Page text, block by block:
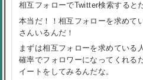
相互フォローでTwitter検索すると
本当だ！！相互フォローを求めて
さんいるんだ！
まずは相互フォローを求めている
確率でフォロワーになってくれる
イートをしてみるんだな。